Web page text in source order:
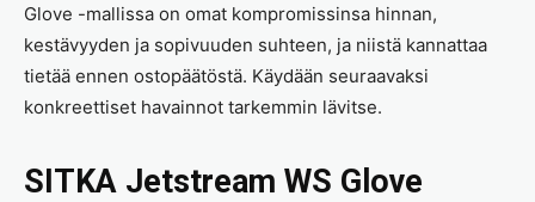
Glove -mallissa on omat kompromissinsa hinnan,
kestävyyden ja sopivuuden suhteen, ja niistä kannattaa
tietää ennen ostopäätöstä. Käydään seuraavaksi
konkreettiset havainnot tarkemmin lävitse.
SITKA Jetstream WS Glove